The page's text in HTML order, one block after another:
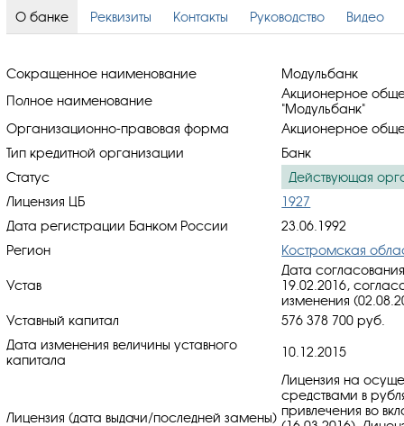
О банке Реквизиты Контакты Руководство Видео
Сокращенное наименование
Модульбанк
Полное наименование
Акционерное
"Модульбанк"
Организационно-правовая форма
Акционерное
Тип кредитной организации
Банк
Статус
Действующая
Лицензия ЦБ
1927
Дата регистрации Банком России
23.06.1992
Регион
Костромская
Устав
Дата
19.02.2016,
изменения
Уставный капитал
576 378 700 руб.
Дата изменения величины уставного
капитала
10.12.2015
Лицензия (дата выдачи/последней замены)
Лицензия на
средствами в
привлечения во